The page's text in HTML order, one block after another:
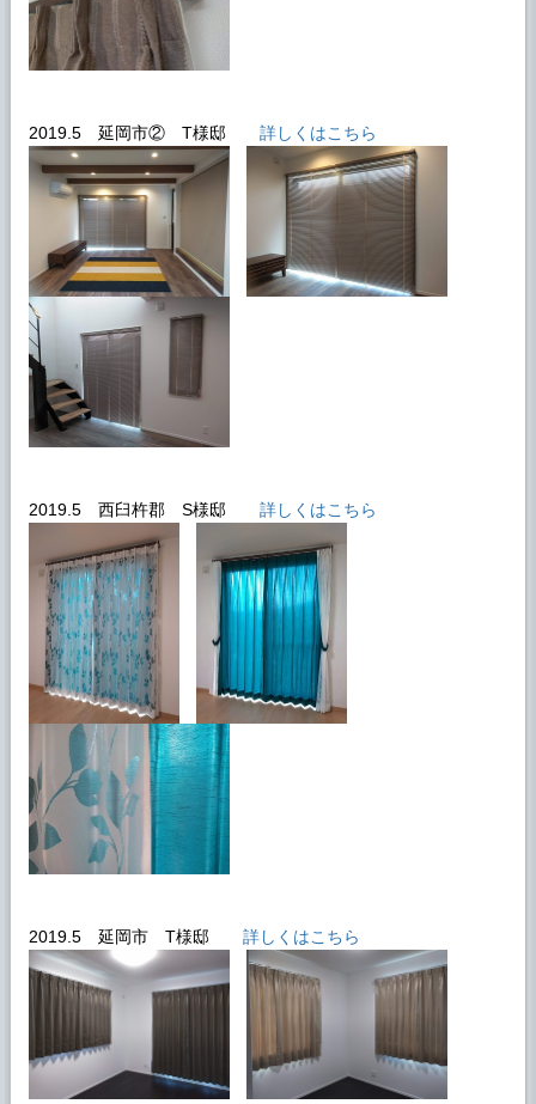
2019.5 延岡市② T様邸 詳しくはこちら
2019.5 西臼杵郡 S様邸 詳しくはこちら
2019.5 延岡市 T様邸 詳しくはこちら